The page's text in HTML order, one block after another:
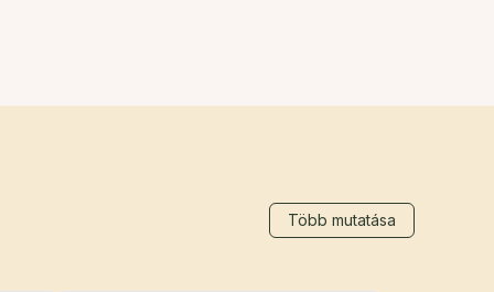
Több mutatása